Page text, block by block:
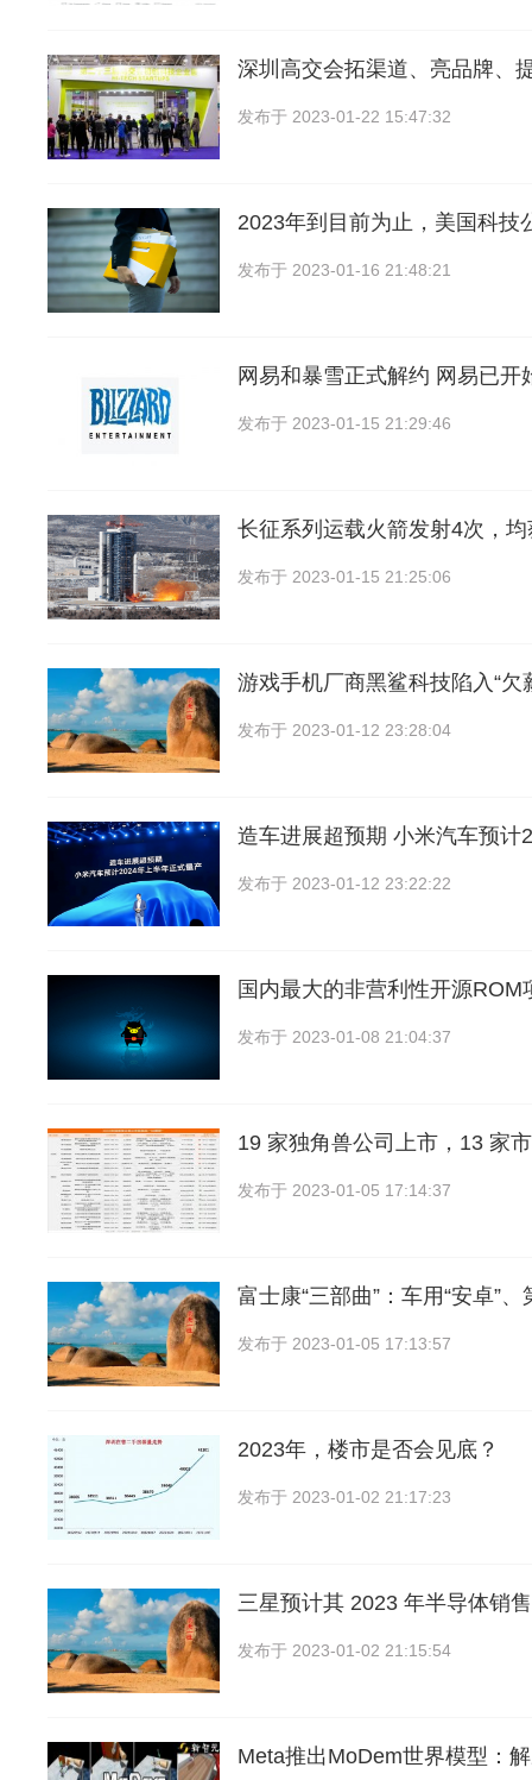
深圳高交会拓渠道、亮品牌、
发布于 2023-01-22 15:47:32
2023年到目前为止，美国科技
发布于 2023-01-16 21:48:21
网易和暴雪正式解约 网易已开
发布于 2023-01-15 21:29:46
长征系列运载火箭发射4次，
发布于 2023-01-15 21:25:06
游戏手机厂商黑鲨科技陷入“欠
发布于 2023-01-12 23:28:04
造车进展超预期 小米汽车预计
发布于 2023-01-12 23:22:22
国内最大的非营利性开源ROM
发布于 2023-01-08 21:04:37
19 家独角兽公司上市，13 家
发布于 2023-01-05 17:14:37
富士康“三部曲”：车用“安卓”、
发布于 2023-01-05 17:13:57
2023年，楼市是否会见底？
发布于 2023-01-02 21:17:23
三星预计其 2023 年半导体销
发布于 2023-01-02 21:15:54
Meta推出MoDem世界模型：